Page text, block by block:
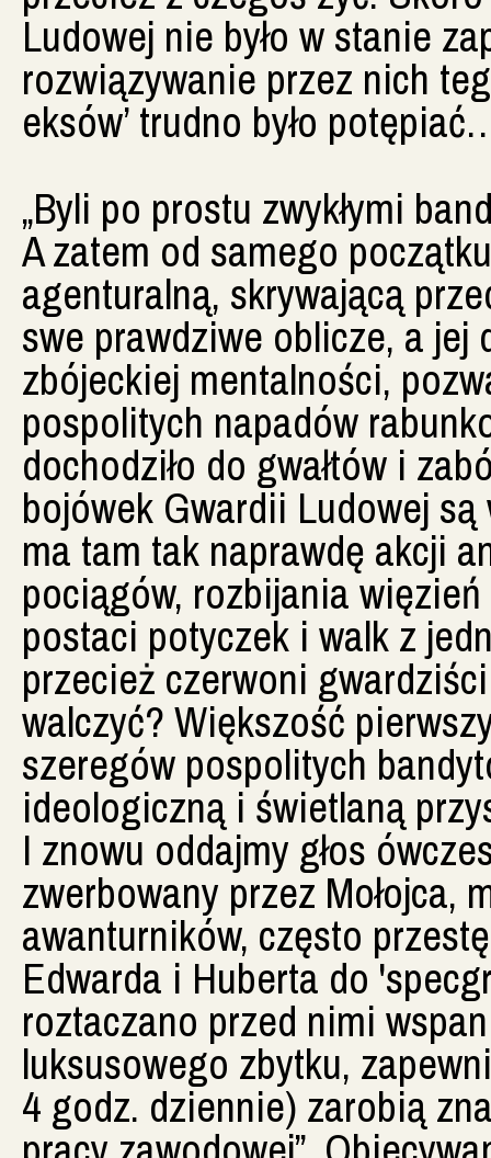
Ludowej nie było w stanie
rozwiązywanie przez nich
eksów’ trudno było
„Byli po prostu zwykłymi
A zatem od samego
agenturalną, skrywającą
swe prawdziwe oblicze, a jej
zbójeckiej mentalności,
pospolitych napadów
dochodziło do gwałtów i
bojówek Gwardii Ludowej
ma tam tak naprawdę akcji
pociągów, rozbijania
postaci potyczek i walk z
przecież czerwoni
walczyć? Większość
szeregów pospolitych
ideologiczną i świetlaną
I znowu oddajmy głos
zwerbowany przez Mołojca,
awanturników, często
Edwarda i Huberta do
roztaczano przed nimi
luksusowego zbytku,
4 godz. dziennie) zarobią